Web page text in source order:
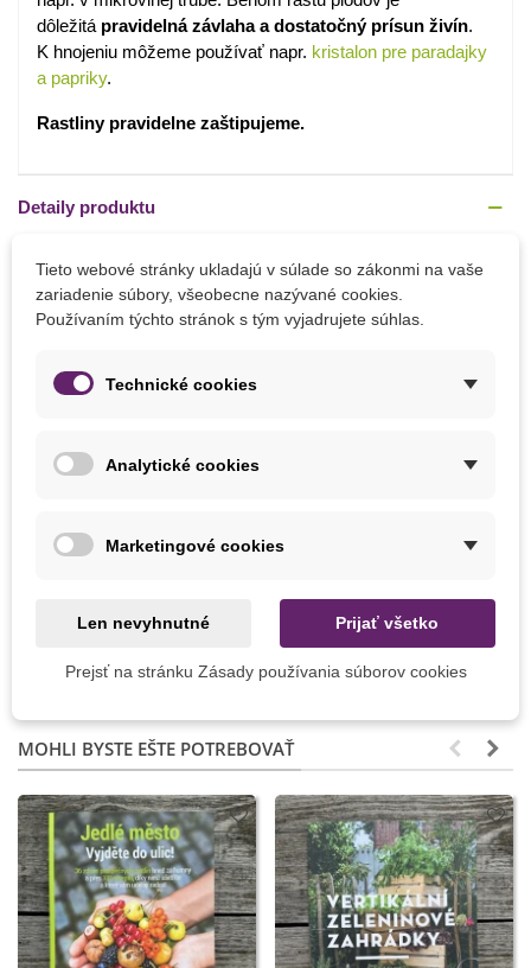
dôležitá pravidelná závlaha a dostatočný prísun živín.
K hnojeniu môžeme používať napr. kristalon pre paradajky
a papriky.
Rastliny pravidelne zaštipujeme.
Detaily produktu
PARAMETRE
Výška Rastliny 15 - 25 cm
Odroda Paradajky
Farba Plodu
Október
September
MOHLI BYSTE EŠTE POTREBOVAŤ
Tieto webové stránky ukladajú v súlade so zákonmi na vaše
zariadenie súbory, všeobecne nazývané cookies.
Používaním týchto stránok s tým vyjadrujete súhlas.
Technické cookies
Analytické cookies
Marketingové cookies
Len nevyhnutné Prijať všetko
Prejsť na stránku Zásady používania súborov cookies